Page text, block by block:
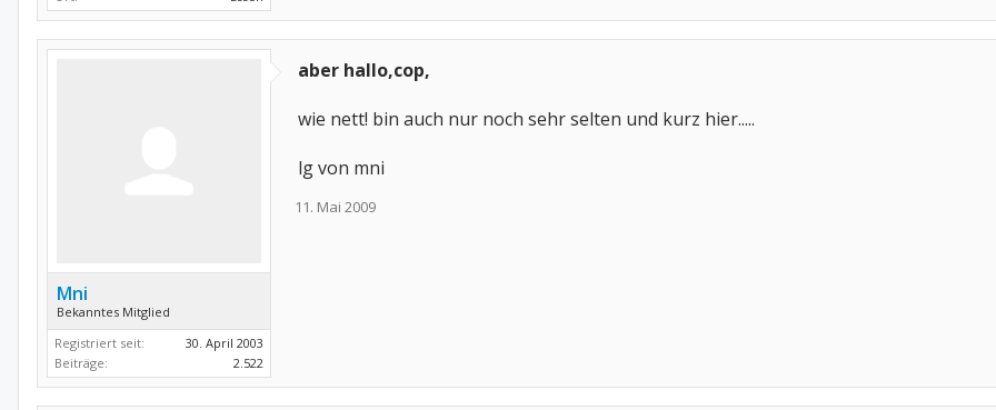
Mni
Bekanntes Mitglied
Registriert seit:
30. April 2003
Beiträge:
2.522
aber hallo,cop,
wie nett! bin auch nur noch sehr selten und kurz hier.....
lg von mni
11. Mai 2009